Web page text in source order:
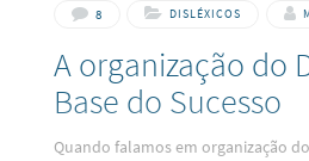
8 DISLÉXICOS
A organização do
Base do Sucesso
Quando falamos em organização